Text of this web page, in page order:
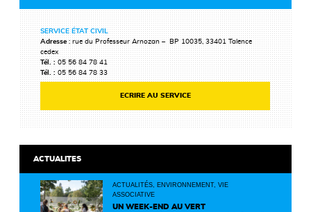
SERVICE ÉTAT CIVIL
Adresse : rue du Professeur Arnozan – BP 10035, 33401 Talence
cedex
Tél. :05 56 84 78 41
Tél. :05 56 84 78 33
ECRIRE AU SERVICE
ACTUALITES
ACTUALITÉS, ENVIRONNEMENT, VIE
ASSOCIATIVE
UN WEEK-END AU VERT